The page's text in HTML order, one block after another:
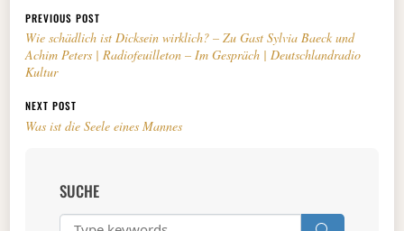
Beitragsnavigation
PREVIOUS POST
Wie schädlich ist Dicksein wirklich? – Zu Gast Sylvia Baeck und
Achim Peters | Radiofeuilleton – Im Gespräch | Deutschlandradio
Kultur
NEXT POST
Was ist die Seele eines Mannes
SUCHE